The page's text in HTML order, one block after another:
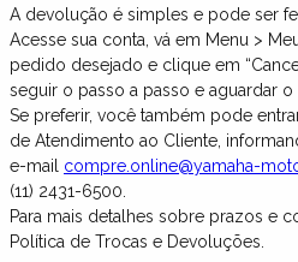
A devolução é simples e pode ser
Acesse sua conta, vá em Menu >
pedido desejado e clique em
seguir o passo a passo e aguardar o
Se preferir, você também pode
de Atendimento ao Cliente,
e-mail compre.online@yamaha-
(11) 2431-6500.
Para mais detalhes sobre prazos e
Política de Trocas e Devoluções.